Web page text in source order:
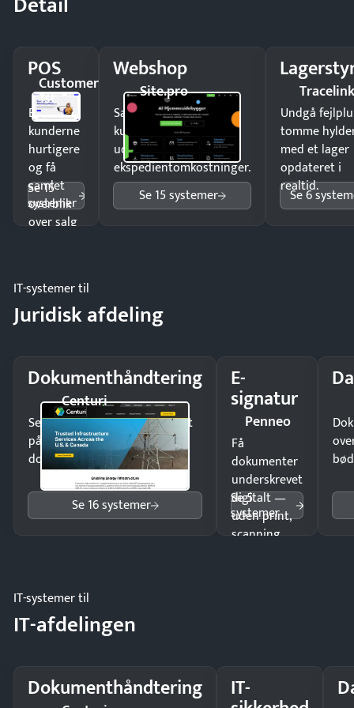
POS
Customer
1st
Ekspedér
kunderne
hurtigere
og få
samlet
overblik
over salg
Se 15
systemer
Webshop
Site.pro
Sælg produkter 24/7 til
kunder i hele landet
uden
ekspedientomkostninger.
Se 15 systemer
Undgå
tomme
med et lager
opdateret i
realtid.
Se 6
IT-systemer til
Juridisk afdeling
Dokumenthåndtering
Centuri
Send kontrakter til underskrift
på minutter og mist ingen
dokumenter.
Se 16 systemer
E-
signatur
Penneo
Få
dokumenter
underskrevet
digitalt —
uden print,
scanning
Se 5
systemer
IT-systemer til
IT-afdelingen
Dokumenthåndtering IT-